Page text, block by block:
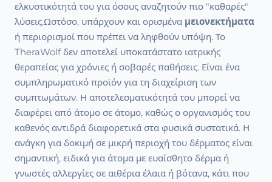
ελκυστικότητά του για όσους αναζητούν πιο "καθαρές"
λύσεις.Ωστόσο, υπάρχουν και ορισμένα μειονεκτήματα
ή περιορισμοί που πρέπει να ληφθούν υπόψη. Το
TheraWolf δεν αποτελεί υποκατάστατο ιατρικής
θεραπείας για χρόνιες ή σοβαρές παθήσεις. Είναι ένα
συμπληρωματικό προϊόν για τη διαχείριση των
συμπτωμάτων. Η αποτελεσματικότητά του μπορεί να
διαφέρει από άτομο σε άτομο, καθώς ο οργανισμός του
καθενός αντιδρά διαφορετικά στα φυσικά συστατικά. Η
ανάγκη για δοκιμή σε μικρή περιοχή του δέρματος είναι
σημαντική, ειδικά για άτομα με ευαίσθητο δέρμα ή
γνωστές αλλεργίες σε αιθέρια έλαια ή βότανα, κάτι που